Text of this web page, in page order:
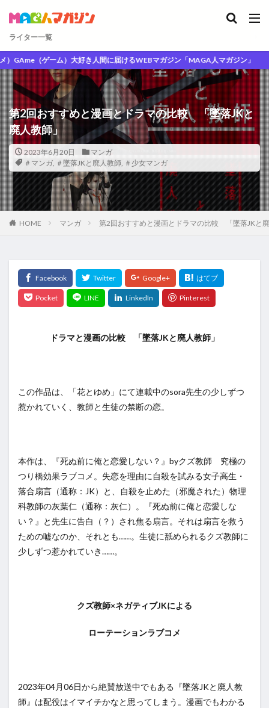
ライター一覧
ゲーム）大好き人間に届けるWEBマガジン「MAGA人マガジン」
第2回おすすめと漫画とドラマの比較 「墜落JKと
廃人教師」
2023年6月20日
マンガ
＃マンガ, ＃墜落JKと廃人教師, ＃少女マンガ
HOME マンガ 第2回おすすめと漫画とドラマの比較 「墜落JKと
ドラマと漫画の比較 「墜落JKと廃人教師」
この作品は、「花とゆめ」にて連載中のsora先生の少しずつ
惹かれていく、教師と生徒の禁断の恋。
本作は、『死ぬ前に俺と恋愛しない？』byクズ教師 究極の
つり橋効果ラブコメ。失恋を理由に自殺を試みる女子高生・
落合扇言（通称：JK）と、自殺を止めた（邪魔された）物理
科教師の灰葉仁（通称：灰仁）。『死ぬ前に俺と恋愛しな
い？』と先生に告白（？）され焦る扇言。それは扇言を救う
ための嘘なのか、それとも……。生徒に舐められるクズ教師に
少しずつ惹かれていき……。
クズ教師×ネガティブJKによる
ローテーションラブコメ
2023年04月06日から絶賛放送中でもある『墜落JKと廃人教
師』は配役はイマイチかなと思ってしまう。漫画でもわかる